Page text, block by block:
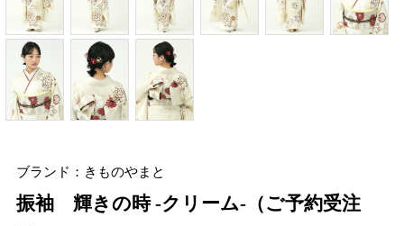
ブランド：きものやまと
振袖 輝きの時 -クリーム-（ご予約受注